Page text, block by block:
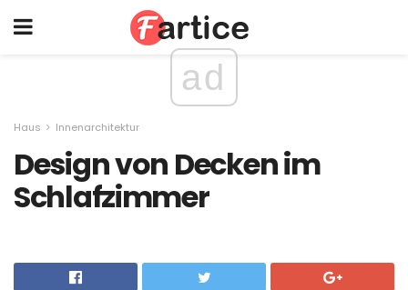
ad
Haus Innenarchitektur
Design von Decken im
Schlafzimmer